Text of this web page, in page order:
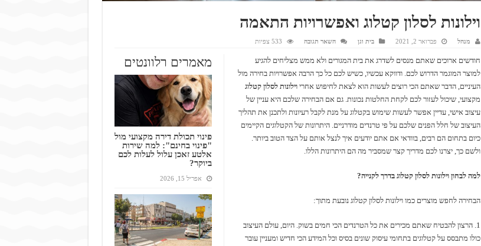
וילונות לסלון קטלוג ואפשרויות התאמה
מנהל פברואר 2, 2021 בית וגן השאר תגובה 533 צפיות
מאמרים רלוונטים
פינוי תכולת דירה מקצועי מול
"פינוי בחינם": למה שירות
אלטע זאכן עלול לעלות לכם
ביוקר?
אפריל 15, 2026
חודשים ארוכים שאתם מנסים לשדרג את בית המגורים ולא ממש מצליחים להגיע
למוצר המוגמר הדרוש לכם. ודווקא עכשיו, כשיש לכם כל כך הרבה אפשרויות בחירה מול
העיניים, הדבר שאתם הכי רוצים לעשות הוא לצאת לחיפוש אחריוילונות לסלון קטלוג
מקצועי, שיכול לעזור לכם לקחת החלטות נכונות. גם אם הבחירה שלכם היא עניין של
עיצוב אישי, עדיין אפשר לעשות שימוש בקטלוג על מנת לקבל רעיונות ולתכנן את תהליך
העיצוב של חלל הפנים שלכם על פי טרנדים מודרניים. היתרונות של הקטלוגים הקיימים
כיום בתחום הם רבים, בוודאי אם אתם יודעים איך לנצל אותם על הצד הטוב ביותר.
ולשם כך, יצרנו לכם מדריך קצר שמסביר מה הם היתרונות הללו.
למה לבחון וילונות לסלון קטלוג בדרך לקנייה?
הבחירה לחפש מוצרים כמו וילונות לסלון קטלוג נובעת מתוך:
הרצון להבטיח שאתם מכירים את כל הטרנדים הכי חמים בשוק. היום, עולם העיצוב
כולו מתבסס על קטלוגים בתחומי עיסוק שונים בסיס וכל המידע הכי חדיש ומעניין עובר